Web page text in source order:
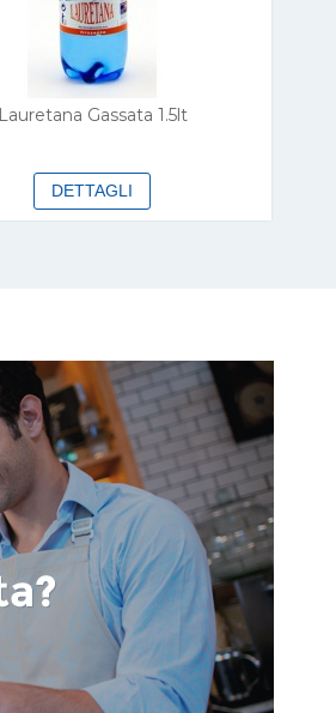
Lauretana Gassata 1.5lt
DETTAGLI